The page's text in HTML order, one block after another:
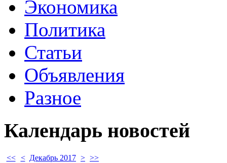
Экономика
Политика
Статьи
Объявления
Разное
Календарь новостей
<< < Декабрь 2017 > >>